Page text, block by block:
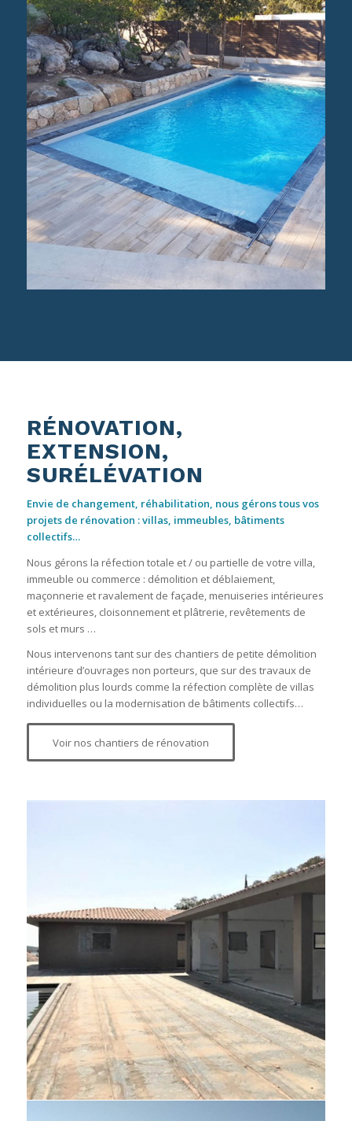
RÉNOVATION,
EXTENSION,
SURÉLÉVATION
Envie de changement, réhabilitation, nous gérons tous vos
projets de rénovation : villas, immeubles, bâtiments
collectifs…
Nous gérons la réfection totale et / ou partielle de votre villa,
immeuble ou commerce : démolition et déblaiement,
maçonnerie et ravalement de façade, menuiseries intérieures
et extérieures, cloisonnement et plâtrerie, revêtements de
sols et murs …
Nous intervenons tant sur des chantiers de petite démolition
intérieure d’ouvrages non porteurs, que sur des travaux de
démolition plus lourds comme la réfection complète de villas
individuelles ou la modernisation de bâtiments collectifs…
Voir nos chantiers de rénovation